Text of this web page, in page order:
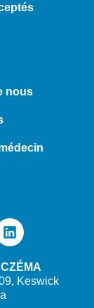
nous
Keswick